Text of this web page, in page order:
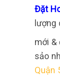
Đặt
mới &
sảo
Quận